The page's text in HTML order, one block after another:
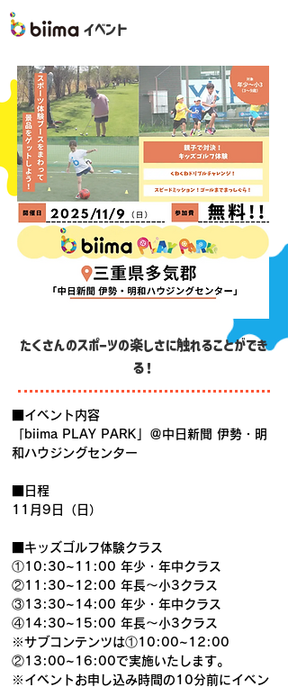
イベント
たくさんのスポーツの楽しさに触れることができ
る！
■イベント内容
「biima PLAY PARK」＠中日新聞 伊勢・明
和ハウジングセンター
■日程
11月9日（日）
■キッズゴルフ体験クラス
①10:30~11:00 年少・年中クラス
②11:30~12:00 年長～小3クラス
③13:30~14:00 年少・年中クラス
④14:30~15:00 年長～小3クラス
※サブコンテンツは①10:00~12:00
②13:00~16:00で実施いたします。
※イベントお申し込み時間の10分前にイベン